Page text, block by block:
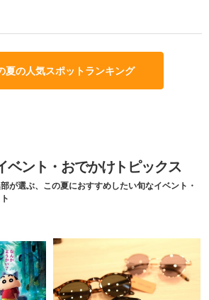
夏の人気スポットランキング
ベント・おでかけトピックス
が選ぶ、この夏におすすめしたい旬なイベント・